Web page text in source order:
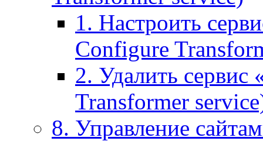
1. Настроить
Configure
2. Удалить сервис
Transformer
8. Управление